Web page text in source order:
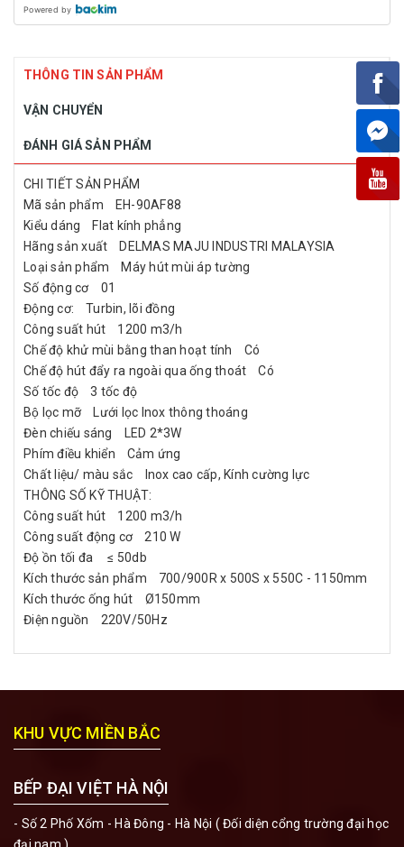
Powered by
THÔNG TIN SẢN PHẨM
VẬN CHUYỂN
ĐÁNH GIÁ SẢN PHẨM
CHI TIẾT SẢN PHẨM
Mã sản phẩm EH-90AF88
Kiểu dáng Flat kính phẳng
Hãng sản xuất DELMAS MAJU INDUSTRI MALAYSIA
Loại sản phẩm Máy hút mùi áp tường
Số động cơ 01
Động cơ: Turbin, lõi đồng
Công suất hút 1200 m3/h
Chế độ khử mùi bằng than hoạt tính Có
Chế độ hút đẩy ra ngoài qua ống thoát Có
Số tốc độ 3 tốc độ
Bộ lọc mỡ Lưới lọc Inox thông thoáng
Đèn chiếu sáng LED 2*3W
Phím điều khiển Cảm ứng
Chất liệu/ màu sắc Inox cao cấp, Kính cường lực
THÔNG SỐ KỸ THUẬT:
Công suất hút 1200 m3/h
Công suất động cơ 210 W
Độ ồn tối đa ≤ 50db
Kích thước sản phẩm 700/900R x 500S x 550C - 1150mm
Kích thước ống hút Ø150mm
Điện nguồn 220V/50Hz
KHU VỰC MIỀN BẮC
BẾP ĐẠI VIỆT HÀ NỘI
- Số 2 Phố Xốm - Hà Đông - Hà Nội ( Đối diện cổng trường đại học